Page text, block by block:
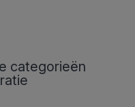
categorieën